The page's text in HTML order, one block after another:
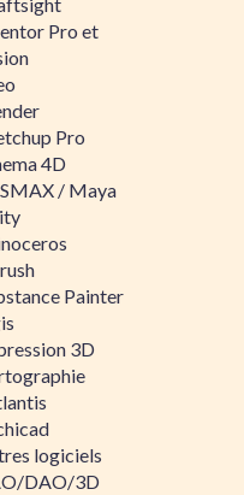
Pro et
Pro
4D
/ Maya
Painter
3D
logiciels
DAO/3D